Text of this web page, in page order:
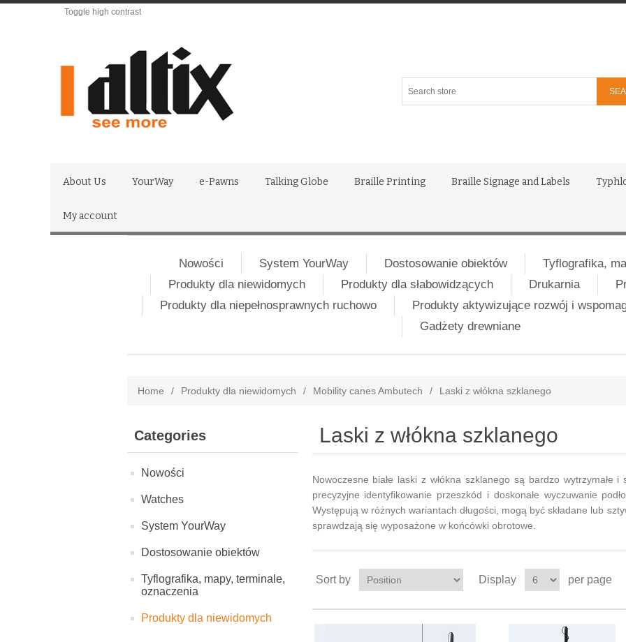
Toggle high contrast
About Us YourWay e-Pawns Talking Globe Braille Printing Braille Signage and Labels
My account
Nowości System YourWay Dostosowanie obiektów
Tyflografika,
Produkty dla niewidomych
Produkty dla słabowidzących Drukarnia
Produkty dla niepełnosprawnych ruchowo
Produkty aktywizujące rozwój i
Gadżety drewniane
Home / Produkty dla niewidomych / Mobility canes Ambutech / Laski z włókna szklanego
Categories
Nowości
Watches
System YourWay
Dostosowanie obiektów
Tyflografika, mapy, terminale,
oznaczenia
Produkty dla niewidomych
Laski z włókna szklanego
Nowoczesne białe laski z włókna szklanego są bardzo wytrzymałe
precyzyjne identyfikowanie przeszkód i doskonałe wyczuwanie
Występują w różnych wariantach długości, mogą być składane lub
sprawdzają się wyposażone w końcówki obrotowe.
Sort by Display per page